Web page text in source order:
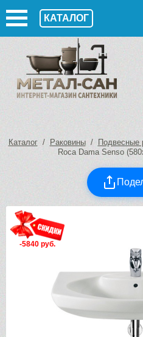
КАТАЛОГ
Каталог/ Раковины/ Подвесные
Roca Dama Senso
-5840 руб.